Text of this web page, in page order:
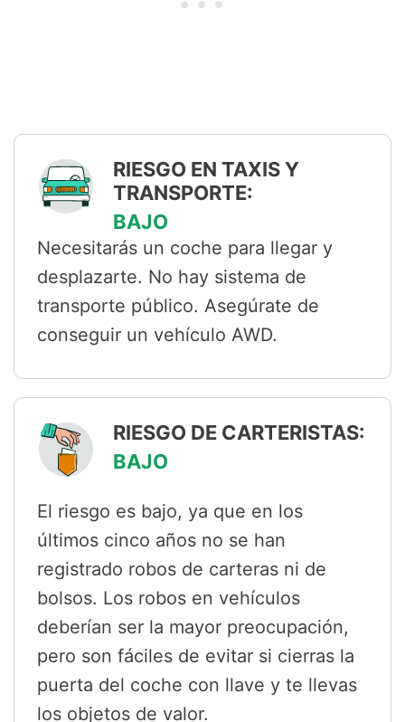
RIESGO EN TAXIS Y
TRANSPORTE:
BAJO
Necesitarás un coche para llegar y
desplazarte. No hay sistema de
transporte público. Asegúrate de
conseguir un vehículo AWD.
RIESGO DE CARTERISTAS:
BAJO
El riesgo es bajo, ya que en los
últimos cinco años no se han
registrado robos de carteras ni de
bolsos. Los robos en vehículos
deberían ser la mayor preocupación,
pero son fáciles de evitar si cierras la
puerta del coche con llave y te llevas
los objetos de valor.